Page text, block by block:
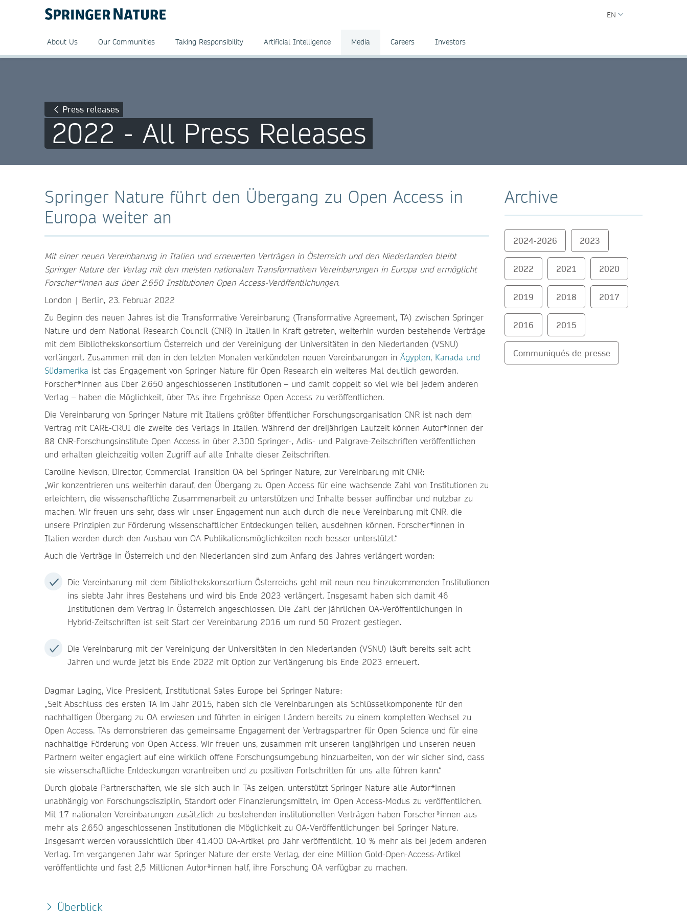
EN
About Us Our Communities Taking Responsibility Artificial Intelligence Media Careers Investors
Press releases
2022 - All Press Releases
Springer Nature führt den Übergang zu Open Access in
Europa weiter an
Mit einer neuen Vereinbarung in Italien und erneuerten Verträgen in Österreich und den Niederlanden bleibt
Springer Nature der Verlag mit den meisten nationalen Transformativen Vereinbarungen in Europa und ermöglicht
Forscher*innen aus über 2.650 Institutionen Open Access-Veröffentlichungen.
London | Berlin, 23. Februar 2022
Zu Beginn des neuen Jahres ist die Transformative Vereinbarung (Transformative Agreement, TA) zwischen Springer
Nature und dem National Research Council (CNR) in Italien in Kraft getreten, weiterhin wurden bestehende Verträge
mit dem Bibliothekskonsortium Österreich und der Vereinigung der Universitäten in den Niederlanden (VSNU)
verlängert. Zusammen mit den in den letzten Monaten verkündeten neuen Vereinbarungen in Ägypten, Kanada und
Südamerika ist das Engagement von Springer Nature für Open Research ein weiteres Mal deutlich geworden.
Forscher*innen aus über 2.650 angeschlossenen Institutionen – und damit doppelt so viel wie bei jedem anderen
Verlag – haben die Möglichkeit, über TAs ihre Ergebnisse Open Access zu veröffentlichen.
Die Vereinbarung von Springer Nature mit Italiens größter öffentlicher Forschungsorganisation CNR ist nach dem
Vertrag mit CARE-CRUI die zweite des Verlags in Italien. Während der dreijährigen Laufzeit können Autor*innen der
88 CNR-Forschungsinstitute Open Access in über 2.300 Springer-, Adis- und Palgrave-Zeitschriften veröffentlichen
und erhalten gleichzeitig vollen Zugriff auf alle Inhalte dieser Zeitschriften.
Caroline Nevison, Director, Commercial Transition OA bei Springer Nature, zur Vereinbarung mit CNR:
„Wir konzentrieren uns weiterhin darauf, den Übergang zu Open Access für eine wachsende Zahl von Institutionen zu
erleichtern, die wissenschaftliche Zusammenarbeit zu unterstützen und Inhalte besser auffindbar und nutzbar zu
machen. Wir freuen uns sehr, dass wir unser Engagement nun auch durch die neue Vereinbarung mit CNR, die
unsere Prinzipien zur Förderung wissenschaftlicher Entdeckungen teilen, ausdehnen können. Forscher*innen in
Italien werden durch den Ausbau von OA-Publikationsmöglichkeiten noch besser unterstützt.“
Auch die Verträge in Österreich und den Niederlanden sind zum Anfang des Jahres verlängert worden:
Die Vereinbarung mit dem Bibliothekskonsortium Österreichs geht mit neun neu hinzukommenden Institutionen
ins siebte Jahr ihres Bestehens und wird bis Ende 2023 verlängert. Insgesamt haben sich damit 46
Institutionen dem Vertrag in Österreich angeschlossen. Die Zahl der jährlichen OA-Veröffentlichungen in
Hybrid-Zeitschriften ist seit Start der Vereinbarung 2016 um rund 50 Prozent gestiegen.
Die Vereinbarung mit der Vereinigung der Universitäten in den Niederlanden (VSNU) läuft bereits seit acht
Jahren und wurde jetzt bis Ende 2022 mit Option zur Verlängerung bis Ende 2023 erneuert.
Dagmar Laging, Vice President, Institutional Sales Europe bei Springer Nature:
„Seit Abschluss des ersten TA im Jahr 2015, haben sich die Vereinbarungen als Schlüsselkomponente für den
nachhaltigen Übergang zu OA erwiesen und führten in einigen Ländern bereits zu einem kompletten Wechsel zu
Open Access. TAs demonstrieren das gemeinsame Engagement der Vertragspartner für Open Science und für eine
nachhaltige Förderung von Open Access. Wir freuen uns, zusammen mit unseren langjährigen und unseren neuen
Partnern weiter engagiert auf eine wirklich offene Forschungsumgebung hinzuarbeiten, von der wir sicher sind, dass
sie wissenschaftliche Entdeckungen vorantreiben und zu positiven Fortschritten für uns alle führen kann.“
Durch globale Partnerschaften, wie sie sich auch in TAs zeigen, unterstützt Springer Nature alle Autor*innen
unabhängig von Forschungsdisziplin, Standort oder Finanzierungsmitteln, im Open Access-Modus zu veröffentlichen.
Mit 17 nationalen Vereinbarungen zusätzlich zu bestehenden institutionellen Verträgen haben Forscher*innen aus
mehr als 2.650 angeschlossenen Institutionen die Möglichkeit zu OA-Veröffentlichungen bei Springer Nature.
Insgesamt werden voraussichtlich über 41.400 OA-Artikel pro Jahr veröffentlicht, 10 % mehr als bei jedem anderen
Verlag. Im vergangenen Jahr war Springer Nature der erste Verlag, der eine Million Gold-Open-Access-Artikel
veröffentlichte und fast 2,5 Millionen Autor*innen half, ihre Forschung OA verfügbar zu machen.
Überblick
Archive
2024-2026 2023
2022 2021 2020
2019 2018 2017
2016 2015
Communiqués de presse